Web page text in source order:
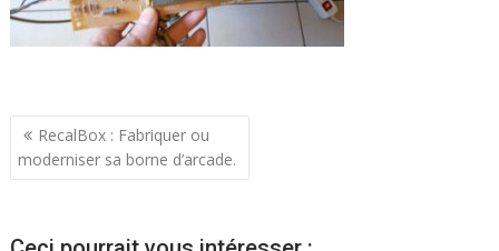
Navigation
de
RecalBox : Fabriquer ou
moderniser sa borne d’arcade.